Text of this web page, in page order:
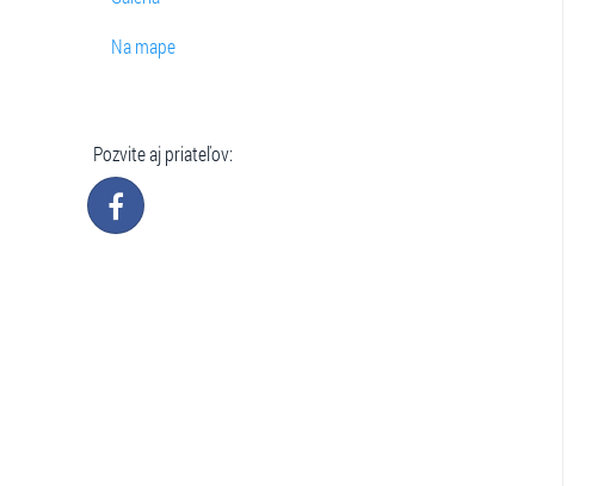
Na mape
Pozvite aj priateľov: